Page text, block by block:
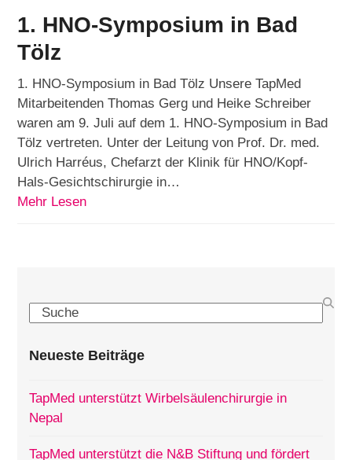
1. HNO-Symposium in Bad
Tölz
1. HNO-Symposium in Bad Tölz Unsere TapMed
Mitarbeitenden Thomas Gerg und Heike Schreiber
waren am 9. Juli auf dem 1. HNO-Symposium in Bad
Tölz vertreten. Unter der Leitung von Prof. Dr. med.
Ulrich Harréus, Chefarzt der Klinik für HNO/Kopf-
Hals-Gesichtschirurgie in…
Mehr Lesen
Search
Neueste Beiträge
TapMed unterstützt Wirbelsäulenchirurgie in
Nepal
TapMed unterstützt die N&B Stiftung und fördert